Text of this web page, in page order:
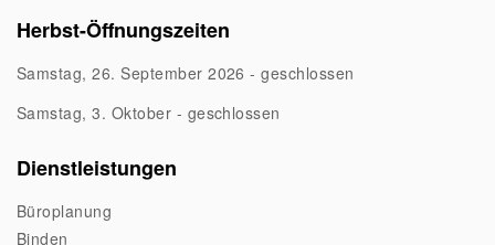
Herbst-Öffnungszeiten
Samstag, 26. September 2026 - geschlossen
Samstag, 3. Oktober - geschlossen
Dienstleistungen
Büroplanung
Binden